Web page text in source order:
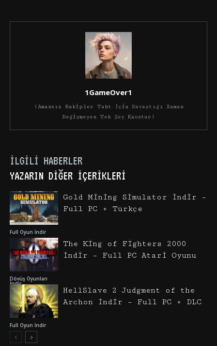
1GameOver1
(Amansız Rakipler Taht İçin Savaştığı Zaman
Değişmeyen Tek Şey Kaostur)
İLGILI HABERLER
YAZARIN DIĞER İÇERIKLERI
Full Oyun İndir
Gold Mining Simulator İndir –
Full PC + Türkçe
Dövüş Oyunları
İndir
The King of Fighters 2000
İndir – Full PC Atari Oyunu
Full Oyun İndir
HellSlave 2 Judgment of the
Archon İndir – Full PC + DLC